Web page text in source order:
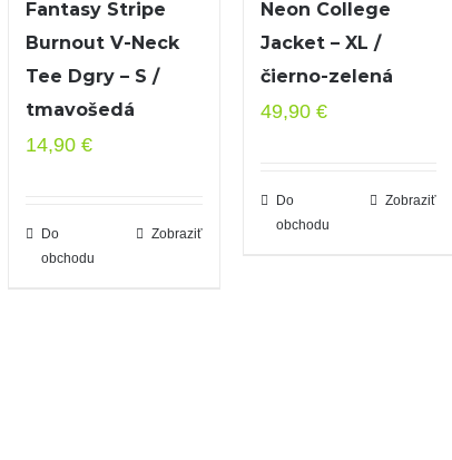
Fantasy Stripe
Burnout V-Neck
Tee Dgry – S /
tmavošedá
14,90€
Do
obchodu
Zobraziť
Neon College
Jacket – XL /
čierno-zelená
49,90 €
Do
obchodu
Zobraziť